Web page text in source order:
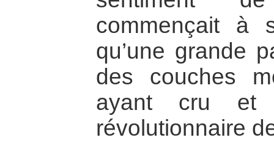
commençait à
qu’une grande
des couches
ayant cru et
révolutionnaire